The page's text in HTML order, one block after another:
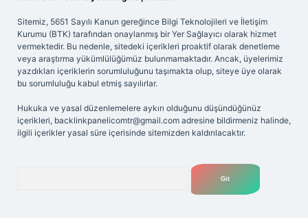
Sitemiz, 5651 Sayılı Kanun gereğince Bilgi Teknolojileri ve İletişim
Kurumu (BTK) tarafından onaylanmış bir Yer Sağlayıcı olarak hizmet
vermektedir. Bu nedenle, sitedeki içerikleri proaktif olarak denetleme
veya araştırma yükümlülüğümüz bulunmamaktadır. Ancak, üyelerimiz
yazdıkları içeriklerin sorumluluğunu taşımakta olup, siteye üye olarak
bu sorumluluğu kabul etmiş sayılırlar.
Hukuka ve yasal düzenlemelere aykırı olduğunu düşündüğünüz
içerikleri, backlinkpanelicomtr@gmail.com adresine bildirmeniz halinde,
ilgili içerikler yasal süre içerisinde sitemizden kaldırılacaktır.